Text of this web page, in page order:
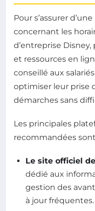
Pour s’assurer
concernant les
d’entreprise
et ressources en
conseillé aux
optimiser leur prise
démarches sans
Les principales
recommandées
Le site officiel
dédié aux
gestion des
à jour fréquentes.